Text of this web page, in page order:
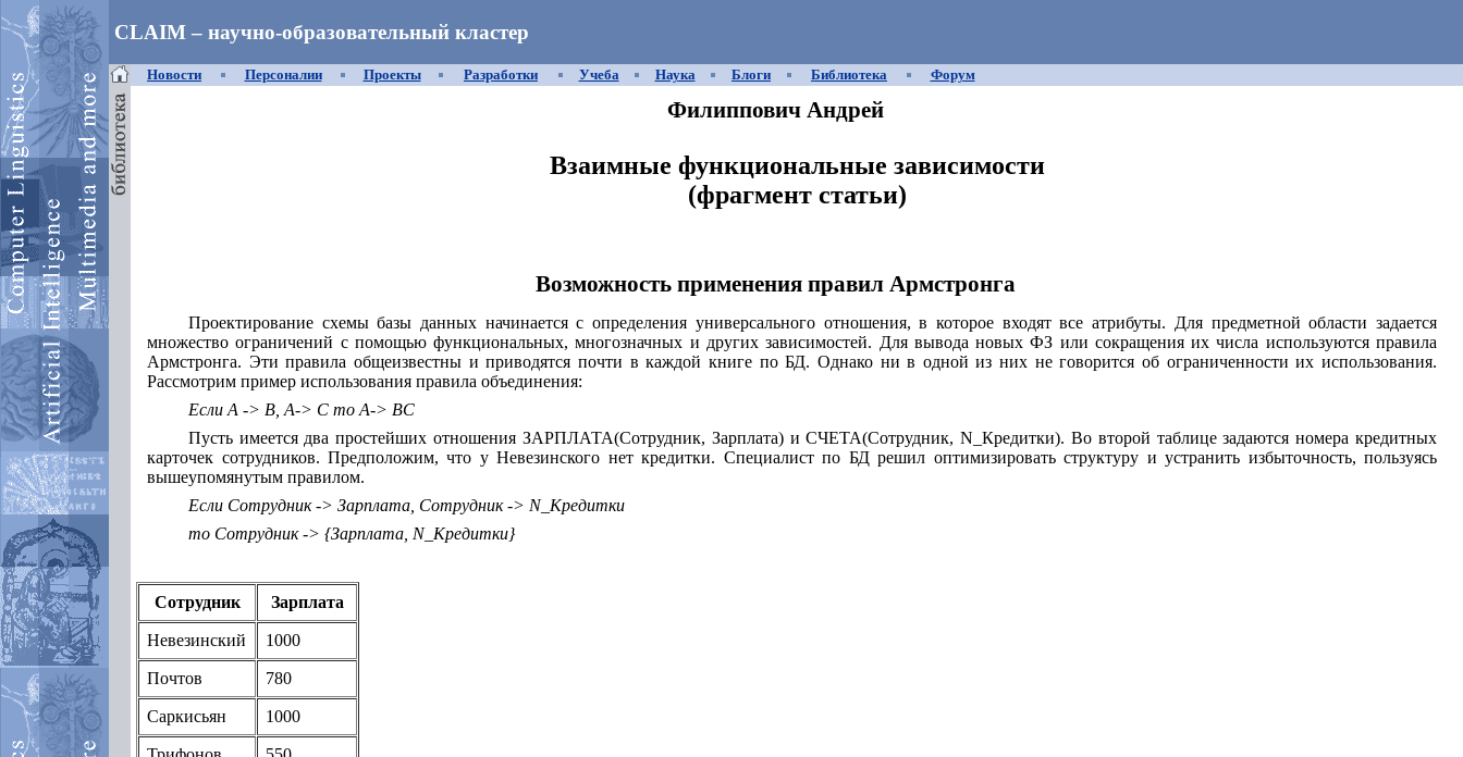
CLAIM – научно-образовательный кластер
Новости Персоналии Проекты Разработки Учеба Наука Блоги Библиотека Форум
Филиппович Андрей
Взаимные функциональные зависимости
(фрагмент статьи)
Возможность применения правил Армстронга
Проектирование схемы базы данных начинается с определения универсального отношения, в которое входят все атрибуты. Для предметной области задается
множество ограничений с помощью функциональных, многозначных и других зависимостей. Для вывода новых ФЗ или сокращения их числа используются правила
Армстронга. Эти правила общеизвестны и приводятся почти в каждой книге по БД. Однако ни в одной из них не говорится об ограниченности их использования.
Рассмотрим пример использования правила объединения:
Если A -> B, A-> С то A-> BС
Пусть имеется два простейших отношения ЗАРПЛАТА(Сотрудник, Зарплата) и СЧЕТА(Сотрудник, N_Кредитки). Во второй таблице задаются номера кредитных
карточек сотрудников. Предположим, что у Невезинского нет кредитки. Специалист по БД решил оптимизировать структуру и устранить избыточность, пользуясь
вышеупомянутым правилом.
Если Сотрудник -> Зарплата, Сотрудник -> N_Кредитки
то Сотрудник -> {Зарплата, N_Кредитки}
Сотрудник Зарплата
Невезинский 1000
Почтов 780
Саркисьян 1000